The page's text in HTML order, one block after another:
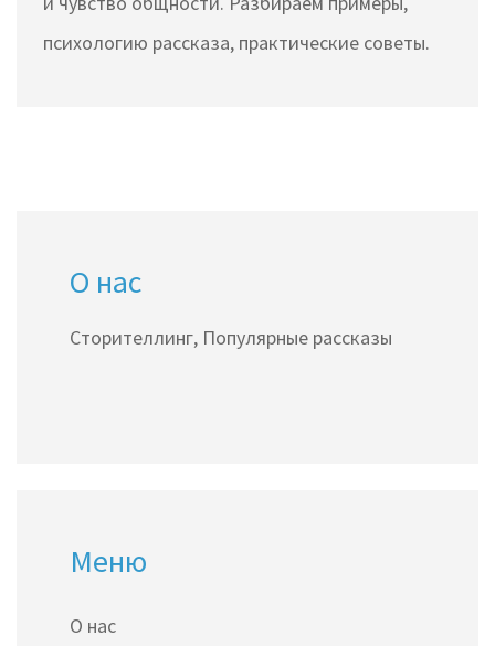
психологию рассказа, практические советы.
О нас
Сторителлинг, Популярные рассказы
Меню
О нас